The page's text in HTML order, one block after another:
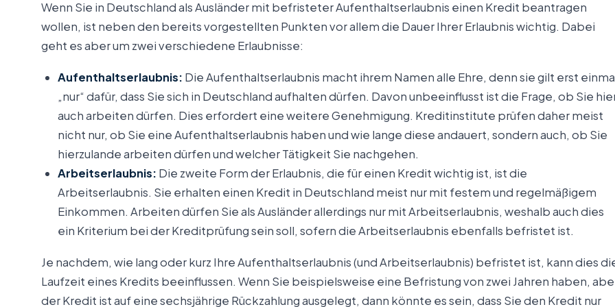
Wenn Sie in Deutschland als Ausländer mit befristeter Aufenthaltserlaubnis einen Kredit beantragen
wollen, ist neben den bereits vorgestellten Punkten vor allem die Dauer Ihrer Erlaubnis wichtig. Dabei
geht es aber um zwei verschiedene Erlaubnisse:
Aufenthaltserlaubnis: Die Aufenthaltserlaubnis macht ihrem Namen alle Ehre, denn sie gilt erst
„nur“ dafür, dass Sie sich in Deutschland aufhalten dürfen. Davon unbeeinflusst ist die Frage, ob Sie
auch arbeiten dürfen. Dies erfordert eine weitere Genehmigung. Kreditinstitute prüfen daher meist
nicht nur, ob Sie eine Aufenthaltserlaubnis haben und wie lange diese andauert, sondern auch, ob Sie
hierzulande arbeiten dürfen und welcher Tätigkeit Sie nachgehen.
Arbeitserlaubnis: Die zweite Form der Erlaubnis, die für einen Kredit wichtig ist, ist die
Arbeitserlaubnis. Sie erhalten einen Kredit in Deutschland meist nur mit festem und regelmäßigem
Einkommen. Arbeiten dürfen Sie als Ausländer allerdings nur mit Arbeitserlaubnis, weshalb auch dies
ein Kriterium bei der Kreditprüfung sein soll, sofern die Arbeitserlaubnis ebenfalls befristet ist.
Je nachdem, wie lang oder kurz Ihre Aufenthaltserlaubnis (und Arbeitserlaubnis) befristet ist, kann dies
Laufzeit eines Kredits beeinflussen. Wenn Sie beispielsweise eine Befristung von zwei Jahren haben,
der Kredit ist auf eine sechsjährige Rückzahlung ausgelegt, dann könnte es sein, dass Sie den Kredit nur